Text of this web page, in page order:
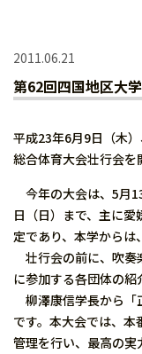
2011.06.21
第62回四国地区大
平成23年6月9日（木
総合体育大会壮行会を
今年の大会は、5月
日（日）まで、主に
定であり、本学からは
壮行会の前に、吹奏
に参加する各団体の紹
柳澤康信学長から「
です。本大会では、
管理を行い、最高の